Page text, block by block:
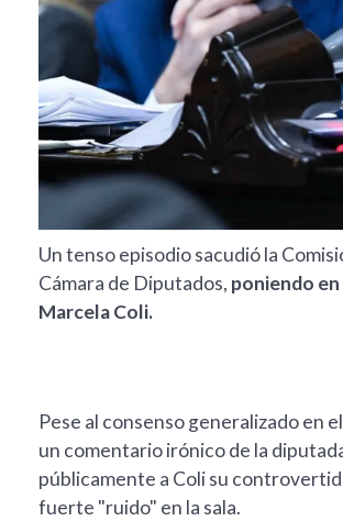
Un tenso episodio sacudió la
Cámara de Diputados, poniendo
Marcela Coli.
Pese al consenso generalizado en
un comentario irónico de la
públicamente a Coli su
fuerte "ruido" en la sala.